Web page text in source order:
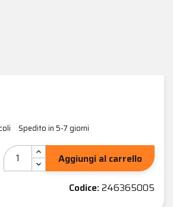
Spedito in 5-7 giorni
Aggiungi al carrello
Codice:246365005